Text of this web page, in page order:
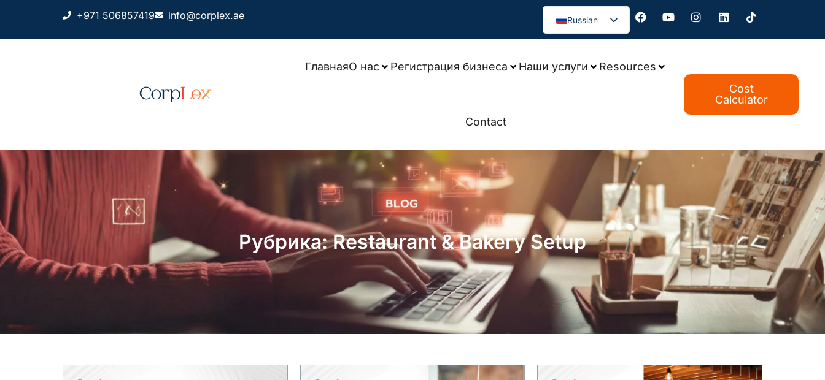
+971 506857419 info@corplex.ae Russian
ГлавнаяО нас Регистрация бизнеса Наши услуги Resources
Contact
Cost
Calculator
Рубрика: Restaurant & Bakery Setup